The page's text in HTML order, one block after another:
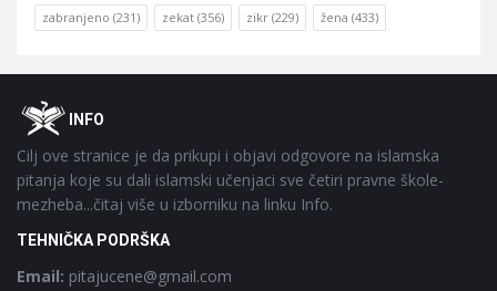
zabranjeno (231) zekat (356) zikr (229) žena (433)
FooterOINFO
Cilj ove stranice je da prikupi i objavi odgovore na islamska
pitanja koje su dali islamski učenjaci sve četiri pravne škole-
mezheba...čitaj više u izborniku na linku Info.
TEHNIČKA PODRŠKA
Email: pitajucene@gmail.com